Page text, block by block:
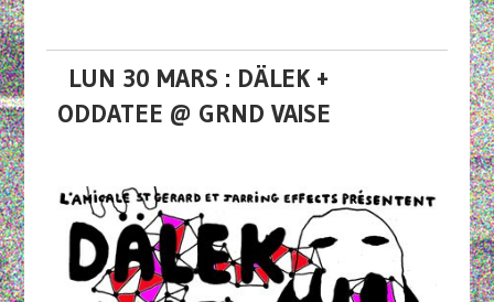
LUN 30 MARS : DÄLEK +
ODDATEE @ GRND VAISE